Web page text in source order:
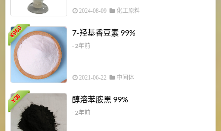
2024-08-09 化工原料
¥
960 7-羟基香豆素 99%
- 2年前
2021-06-22 中间体
¥
36 醇溶苯胺黑 99%
- 2年前